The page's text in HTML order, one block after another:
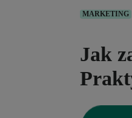
MARKETING
Jak